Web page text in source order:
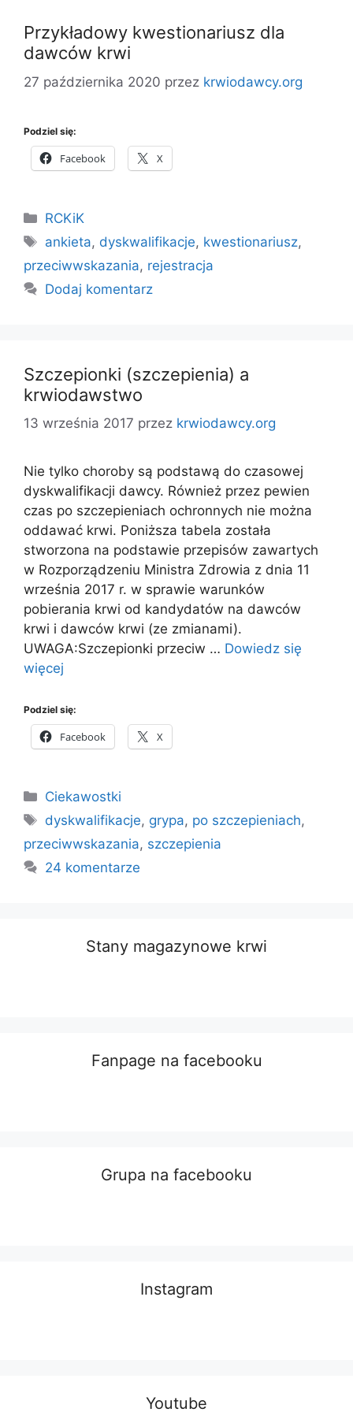
Przykładowy kwestionariusz dla
dawców krwi
27 października 2020 przez krwiodawcy.org
Podziel się:
Facebook X
Kategorie
RCKiK
Tagi
ankieta, dyskwalifikacje, kwestionariusz,
przeciwwskazania, rejestracja
Dodaj komentarz
Szczepionki (szczepienia) a
krwiodawstwo
13 września 2017 przez krwiodawcy.org
Nie tylko choroby są podstawą do czasowej
dyskwalifikacji dawcy. Również przez pewien
czas po szczepieniach ochronnych nie można
oddawać krwi. Poniższa tabela została
stworzona na podstawie przepisów zawartych
w Rozporządzeniu Ministra Zdrowia z dnia 11
września 2017 r. w sprawie warunków
pobierania krwi od kandydatów na dawców
krwi i dawców krwi (ze zmianami).
UWAGA:Szczepionki przeciw … Dowiedz się
więcej
Podziel się:
Facebook X
Kategorie
Ciekawostki
Tagi
dyskwalifikacje, grypa, po szczepieniach,
przeciwwskazania, szczepienia
24 komentarze
Stany magazynowe krwi
Fanpage na facebooku
Grupa na facebooku
Instagram
Youtube